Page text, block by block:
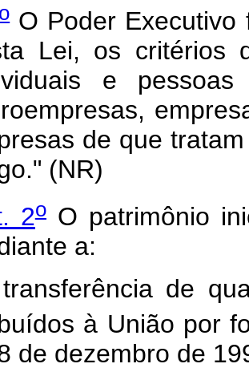
oO Poder Executivo
Lei, os critérios
e
de que
(NR)
2oO patrimônio
a:
transferência de
à União por
de dezembro de